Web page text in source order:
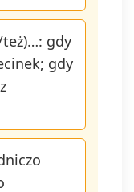
gdy
gdy